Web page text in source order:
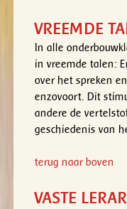
VREEMDE
In alle
in vreemde talen:
over het spreken
enzovoort. Dit
andere de
geschiedenis van
terug naar boven
VASTE